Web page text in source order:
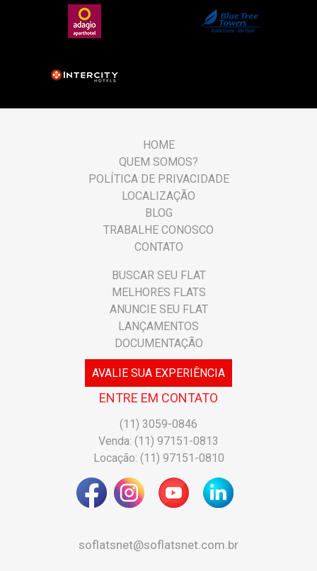
HOME
QUEM SOMOS?
POLÍTICA DE PRIVACIDADE
LOCALIZAÇÃO
BLOG
TRABALHE CONOSCO
CONTATO
BUSCAR SEU FLAT
MELHORES FLATS
ANUNCIE SEU FLAT
LANÇAMENTOS
DOCUMENTAÇÃO
AVALIE SUA EXPERIÊNCIA
ENTRE EM CONTATO
(11) 3059-0846
Venda: (11) 97151-0813
Locação: (11) 97151-0810
soflatsnet@soflatsnet.com.br